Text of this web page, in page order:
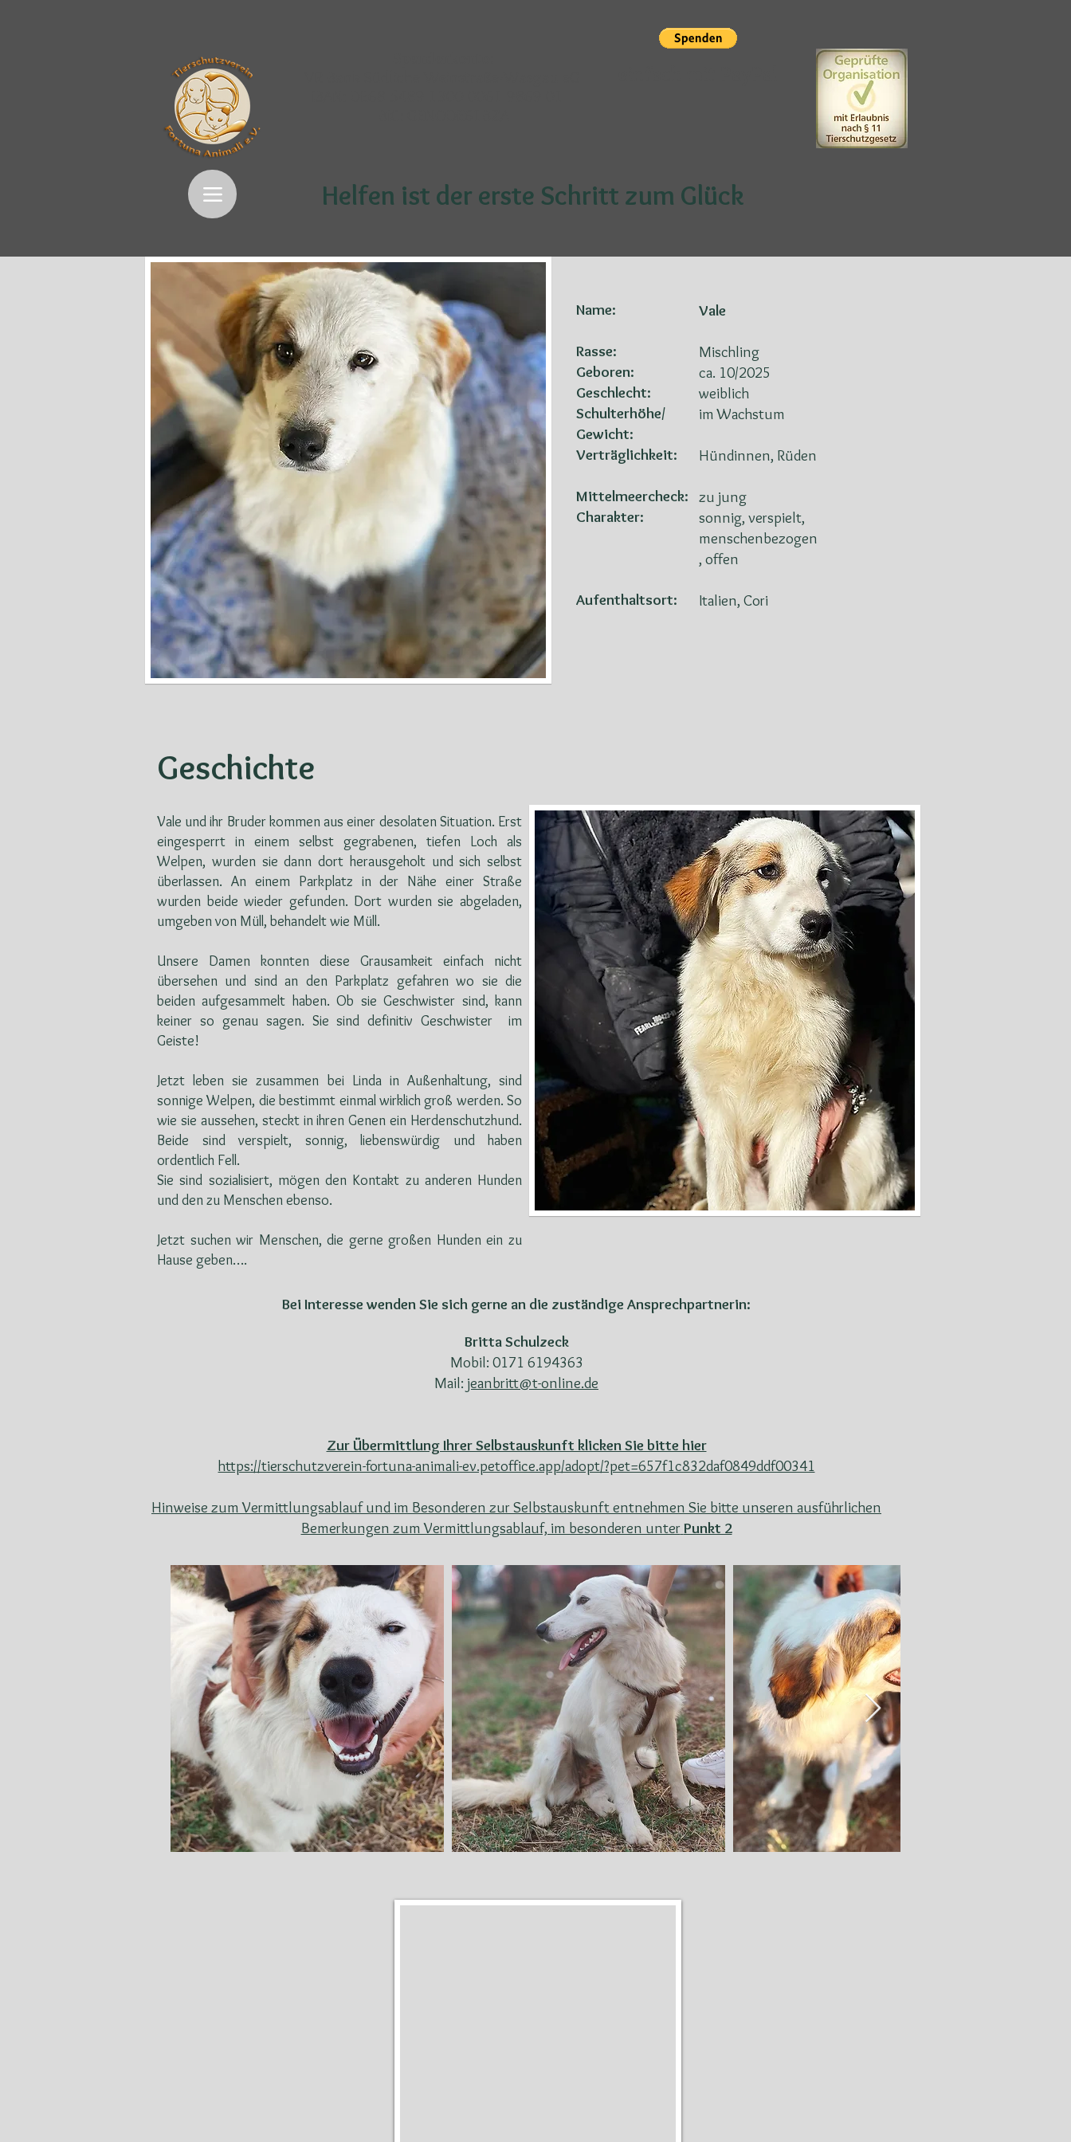
Helfen ist der erste Schritt zum Glück
Name:
Rasse:
Geboren:
Geschlecht:
Schulterhöhe/
Gewicht:
Verträglichkeit:
Mittelmeercheck:
Charakter:
Aufenthaltsort:
Vale
Mischling
ca. 10/2025
weiblich
im Wachstum
Hündinnen, Rüden
zu jung
sonnig, verspielt,
menschenbezogen
, offen
Italien, Cori
Geschichte
Vale und ihr Bruder kommen aus einer desolaten Situation. Erst
eingesperrt in einem selbst gegrabenen, tiefen Loch als
Welpen, wurden sie dann dort herausgeholt und sich selbst
überlassen. An einem Parkplatz in der Nähe einer Straße
wurden beide wieder gefunden. Dort wurden sie abgeladen,
umgeben von Müll, behandelt wie Müll.
Unsere Damen konnten diese Grausamkeit einfach nicht
übersehen und sind an den Parkplatz gefahren wo sie die
beiden aufgesammelt haben. Ob sie Geschwister sind, kann
keiner so genau sagen. Sie sind definitiv Geschwister im
Geiste!
Jetzt leben sie zusammen bei Linda in Außenhaltung, sind
sonnige Welpen, die bestimmt einmal wirklich groß werden. So
wie sie aussehen, steckt in ihren Genen ein Herdenschutzhund.
Beide sind verspielt, sonnig, liebenswürdig und haben
ordentlich Fell.
Sie sind sozialisiert, mögen den Kontakt zu anderen Hunden
und den zu Menschen ebenso.
Jetzt suchen wir Menschen, die gerne großen Hunden ein zu
Hause geben….
Bei Interesse wenden Sie sich gerne an die zuständige Ansprechpartnerin:
Britta Schulzeck
Mobil: 0171 6194363
Mail: jeanbritt@t-online.de
Zur Übermittlung Ihrer Selbstauskunft klicken Sie bitte hier
https://tierschutzverein-fortuna-animali-ev.petoffice.app/adopt/?pet=657f1c832daf0849ddf00341
Hinweise zum Vermittlungsablauf und im Besonderen zur Selbstauskunft entnehmen Sie bitte unseren ausführlichen
Bemerkungen zum Vermittlungsablauf, im besonderen unterPunkt 2